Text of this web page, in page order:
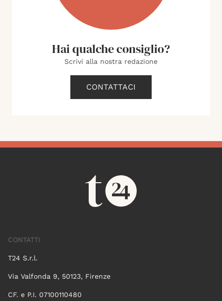
Hai qualche consiglio?
Scrivi alla nostra redazione
CONTATTACI
CONTATTI
T24 S.r.l.
Via Valfonda 9, 50123, Firenze
CF. e P.I. 07100110480